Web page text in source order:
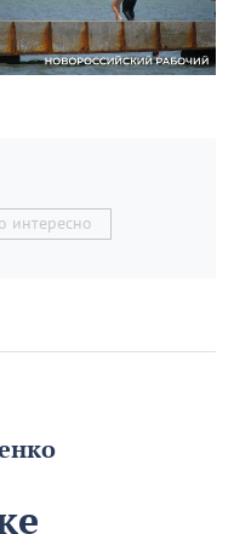
интересно